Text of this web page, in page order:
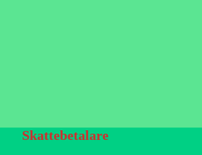
Skattebetalare